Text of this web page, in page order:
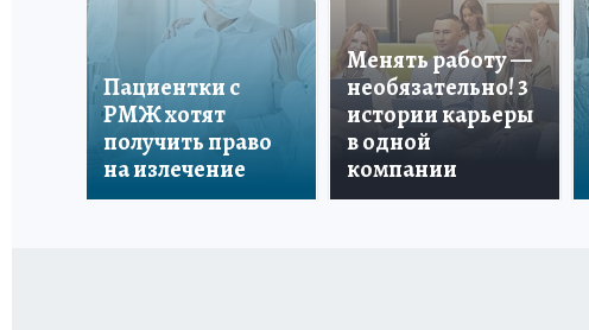
Пациентки с
РМЖ хотят
получить право
на излечение
Менять работу —
необязательно! 3
истории карьеры
в одной
компании